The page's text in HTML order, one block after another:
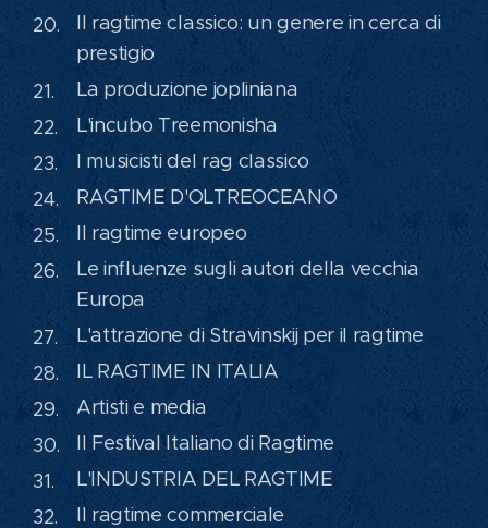
Il ragtime classico: un genere in cerca di
prestigio
La produzione jopliniana
L'incubo Treemonisha
I musicisti del rag classico
RAGTIME D'OLTREOCEANO
Il ragtime europeo
Le influenze sugli autori della vecchia
Europa
L'attrazione di Stravinskij per il ragtime
IL RAGTIME IN ITALIA
Artisti e media
Il Festival Italiano di Ragtime
L'INDUSTRIA DEL RAGTIME
Il ragtime commerciale